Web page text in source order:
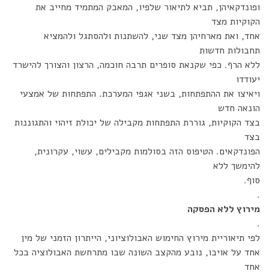
ופונדקאיהן, תביא לתיאור שלפיו, המאבק המתמיד מחייב את
הקוקיות מצד
אחד, ואת מארחיהן מצד שני, להשתנות ולהסתגל ולהמציא
תחבולות חדשות
ללא הרף. כפי שקנאת סופרים תרבה חוכמה, הרצון והצורך להישרד
יעודדו
ויאיצו את ההתפתחות, בשני אגפי המערכת. התפתחות של אמצעי
הונאה חדש
בצד הקוקיות, גוררת התפתחות מקבילה של יכולת זיהוי והתגוננות
בצד
הפונדקאים. הטיפוס הזה בסולמות מקבילים, עשוי, עקרונית,
להימשך ללא
סוף.
.
מירוץ ללא הפסקה
.
לפי תיאוריית מירוץ החימוש האבולוציוני, הייתרון הזמני של מין
אחד על אויבו, נובע מהקצב השונה שבו מתרחשת האבולוציה בכל
אחד